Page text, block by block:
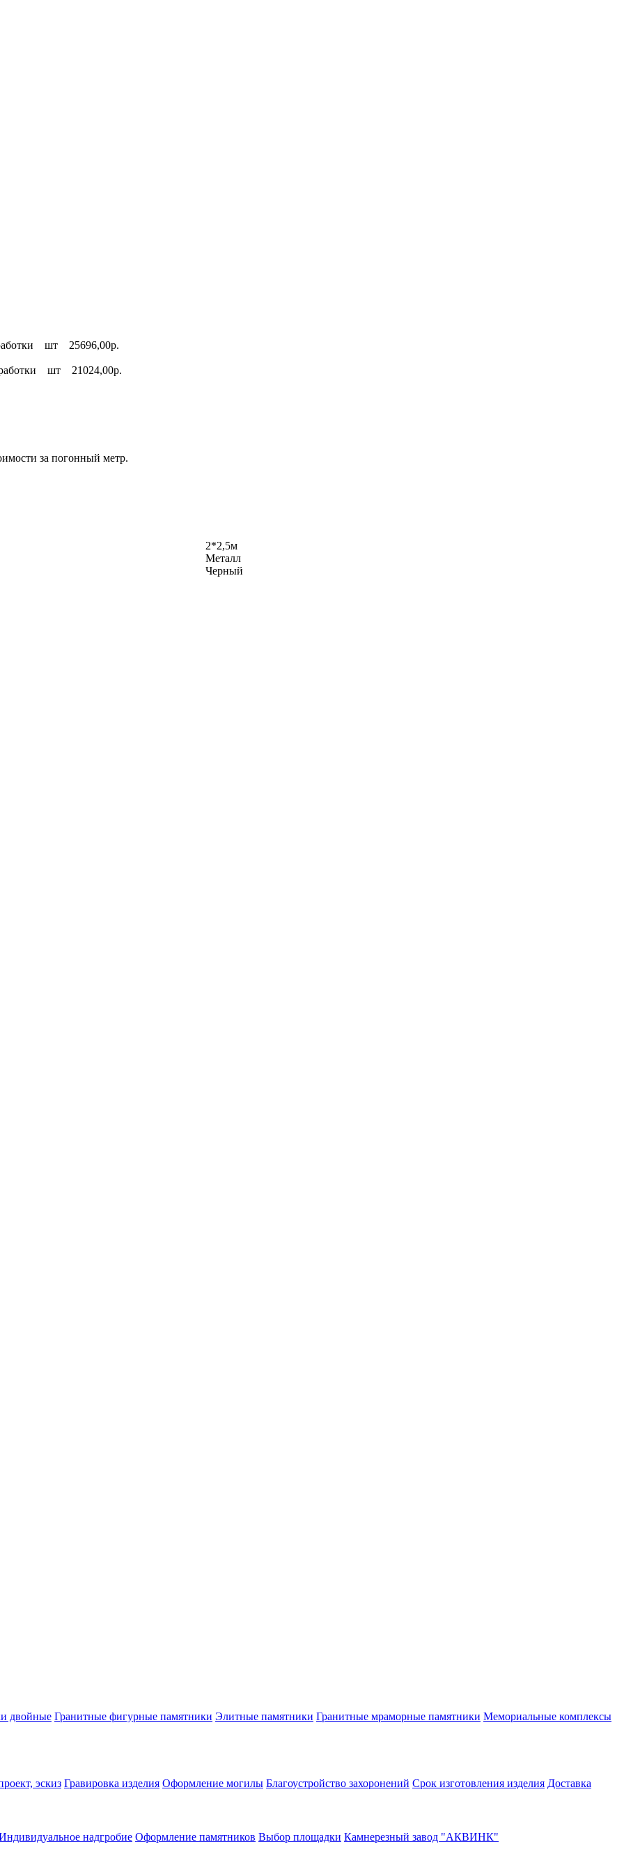
шт 25696,00р.
шт 21024,00р.
за погонный метр.
2*2,5м
Металл
Черный
двойные Гранитные фигурные памятники Элитные памятники Гранитные мраморные памятники Мемориальные комплексы
эскиз Гравировка изделия Оформление могилы Благоустройство захоронений Срок изготовления изделия Доставка
надгробие Оформление памятников Выбор площадки Камнерезный завод "АКВИНК"